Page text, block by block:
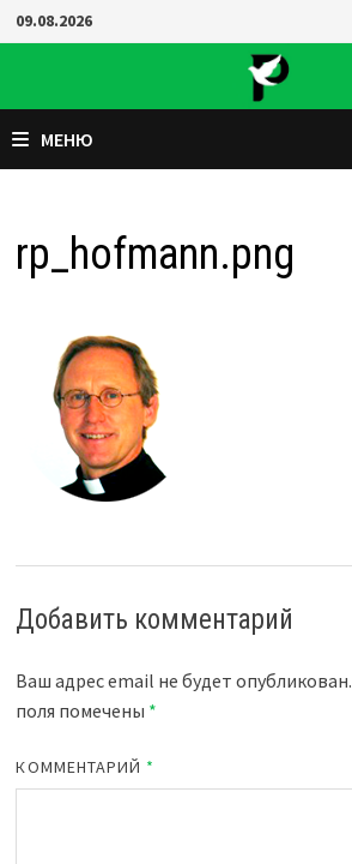
Перейти
к
09.08.2026
МЕНЮ
rp_hofmann.png
Добавить комментарий
Ваш адрес email не будет опубликован.
поля помечены *
КОММЕНТАРИЙ *